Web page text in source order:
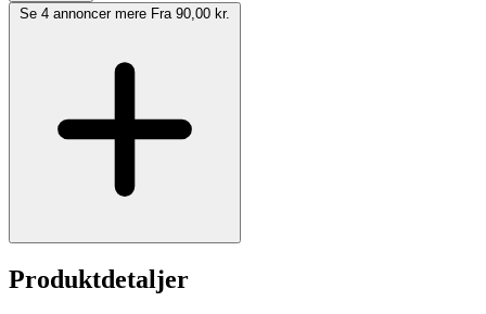
Se 4 annoncer mere Fra 90,00 kr.
Produktdetaljer